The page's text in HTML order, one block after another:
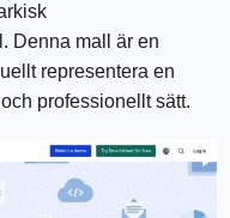
Denna mall är en
representera en
professionellt sätt.